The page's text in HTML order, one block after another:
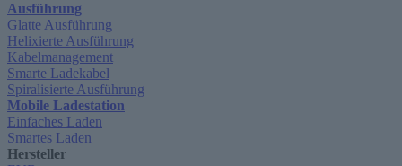
Ausführung
Glatte Ausführung
Helixierte Ausführung
Kabelmanagement
Smarte Ladekabel
Spiralisierte Ausführung
Mobile Ladestation
Einfaches Laden
Smartes Laden
Hersteller